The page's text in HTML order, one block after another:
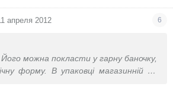
апреля 2012 6
можна покласти у гарну баночку,
форму. В упаковці магазинній не